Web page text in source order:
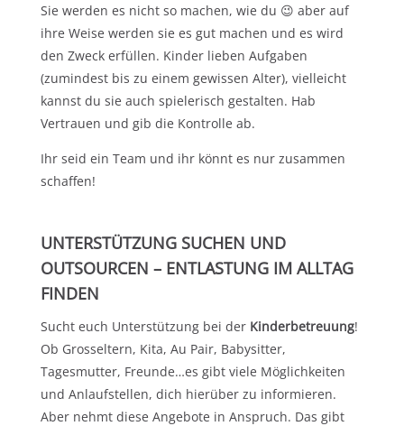
Sie werden es nicht so machen, wie du 😉 aber auf
ihre Weise werden sie es gut machen und es wird
den Zweck erfüllen. Kinder lieben Aufgaben
(zumindest bis zu einem gewissen Alter), vielleicht
kannst du sie auch spielerisch gestalten. Hab
Vertrauen und gib die Kontrolle ab.
Ihr seid ein Team und ihr könnt es nur zusammen
schaffen!
UNTERSTÜTZUNG SUCHEN UND
OUTSOURCEN – ENTLASTUNG IM ALLTAG
FINDEN
Sucht euch Unterstützung bei der Kinderbetreuung!
Ob Grosseltern, Kita, Au Pair, Babysitter,
Tagesmutter, Freunde…es gibt viele Möglichkeiten
und Anlaufstellen, dich hierüber zu informieren.
Aber nehmt diese Angebote in Anspruch. Das gibt